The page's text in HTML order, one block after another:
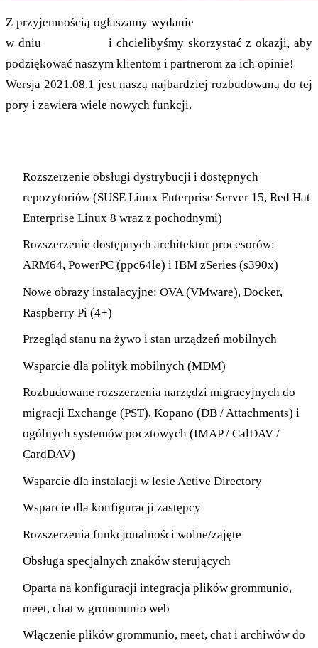
Z przyjemnością ogłaszamy wydanie
w dniu
i chcielibyśmy skorzystać z okazji, aby
podziękować naszym klientom i partnerom za ich opinie!
Wersja 2021.08.1 jest naszą najbardziej rozbudowaną do tej
pory i zawiera wiele nowych funkcji.
Rozszerzenie obsługi dystrybucji i dostępnych
repozytoriów (SUSE Linux Enterprise Server 15, Red Hat
Enterprise Linux 8 wraz z pochodnymi)
Rozszerzenie dostępnych architektur procesorów:
ARM64, PowerPC (ppc64le) i IBM zSeries (s390x)
Nowe obrazy instalacyjne: OVA (VMware), Docker,
Raspberry Pi (4+)
Przegląd stanu na żywo i stan urządzeń mobilnych
Wsparcie dla polityk mobilnych (MDM)
Rozbudowane rozszerzenia narzędzi migracyjnych do
migracji Exchange (PST), Kopano (DB / Attachments) i
ogólnych systemów pocztowych (IMAP / CalDAV /
CardDAV)
Wsparcie dla instalacji w lesie Active Directory
Wsparcie dla konfiguracji zastępcy
Rozszerzenia funkcjonalności wolne/zajęte
Obsługa specjalnych znaków sterujących
Oparta na konfiguracji integracja plików grommunio,
meet, chat w grommunio web
Włączenie plików grommunio, meet, chat i archiwów do